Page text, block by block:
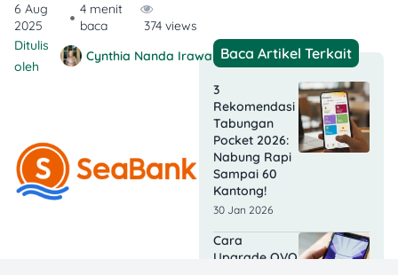
6 Aug
2025
4 menit
baca
374 views
Ditulis
oleh
Cynthia Nanda Irawan Baca Artikel Terkait
3
Rekomendasi
Tabungan
Pocket 2026:
Nabung Rapi
Sampai 60
Kantong!
30 Jan 2026
Cara
Upgrade OVO